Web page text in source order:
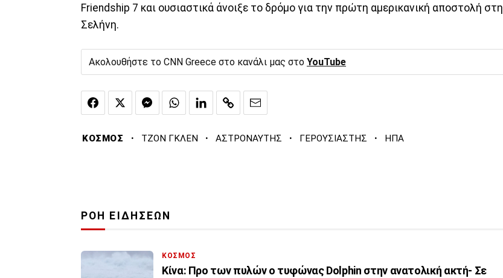
Friendship 7 και ουσιαστικά άνοιξε το δρόμο για την πρώτη αμερικανική αποστολή στη
Σελήνη.
Ακολουθήστε το CNN Greece στο κανάλι μας στο YouTube
ΚΟΣΜΟΣ · ΤΖΟΝ ΓΚΛΕΝ · ΑΣΤΡΟΝΑΥΤΗΣ · ΓΕΡΟΥΣΙΑΣΤΗΣ · ΗΠΑ
ΡΟΗ ΕΙΔΗΣΕΩΝ
ΚΟΣΜΟΣ
Κίνα: Προ των πυλών ο τυφώνας Dolphin στην ανατολική ακτή- Σε